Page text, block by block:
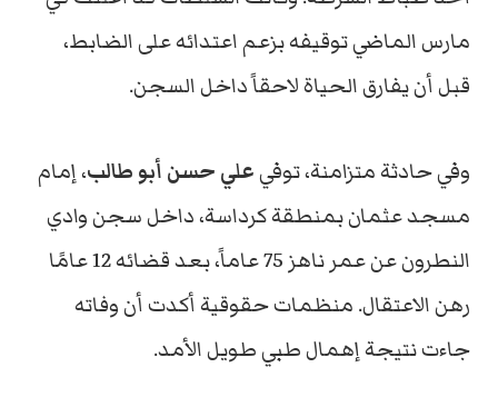
مارس الماضي توقيفه بزعم اعتدائه على الضابط،
قبل أن يفارق الحياة لاحقاً داخل السجن.
وفي حادثة متزامنة، توفيعلي حسن أبو طالب، إمام
مسجد عثمان بمنطقة كرداسة، داخل سجن وادي
النطرون عن عمر ناهز 75 عاماً، بعد قضائه 12 عامًا
رهن الاعتقال. منظمات حقوقية أكدت أن وفاته
جاءت نتيجة إهمال طبي طويل الأمد.